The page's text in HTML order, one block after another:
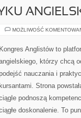
MOŻLIWOŚĆ
Kongres Anglistów to
którzy chcą
nauczania i
kursantami. Strona
podnoszą
doskonalenie. To